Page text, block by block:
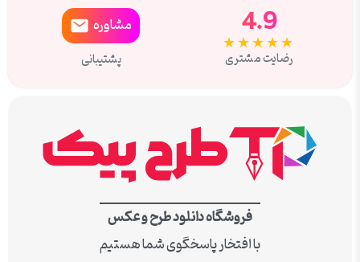
4.9
★★★★★
رضایت مشتری
مشاوره
پشتیبانی
فروشگاه دانلود طرح و عکس
با افتخار پاسخگوی شما هستیم